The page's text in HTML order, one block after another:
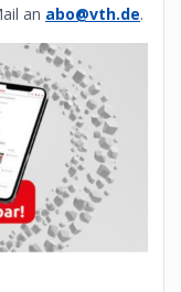
an abo@vth.de.